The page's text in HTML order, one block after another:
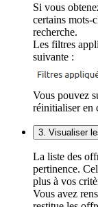
Si vous
certains mots-
recherche.
Les filtres
suivante :
Vous pouvez
réinitialiser en
3. Visualiser
La liste des
pertinence.
plus à vos
Vous avez